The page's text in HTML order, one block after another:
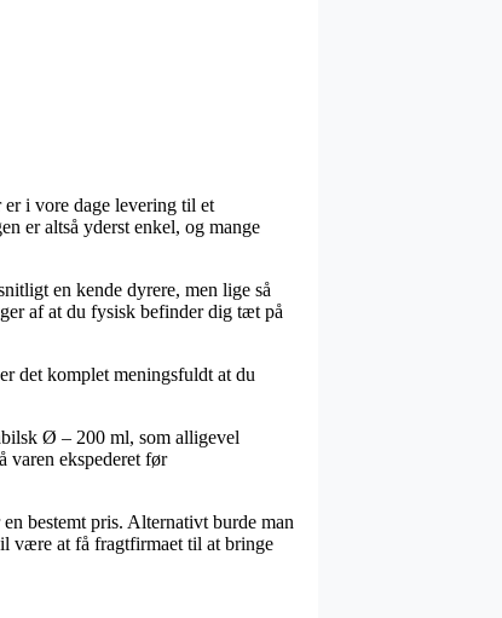
i vore dage levering til et
er altså yderst enkel, og mange
en kende dyrere, men lige så
af at du fysisk befinder dig tæt på
det komplet meningsfuldt at du
Ø – 200 ml, som alligevel
varen ekspederet før
bestemt pris. Alternativt burde man
være at få fragtfirmaet til at bringe